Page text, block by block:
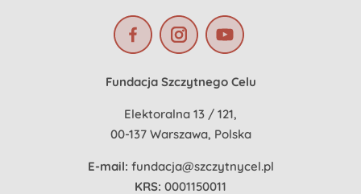
Fundacja Szczytnego Celu
Elektoralna 13 / 121,
00-137 Warszawa, Polska
E-mail: fundacja@szczytnycel.pl
KRS: 0001150011